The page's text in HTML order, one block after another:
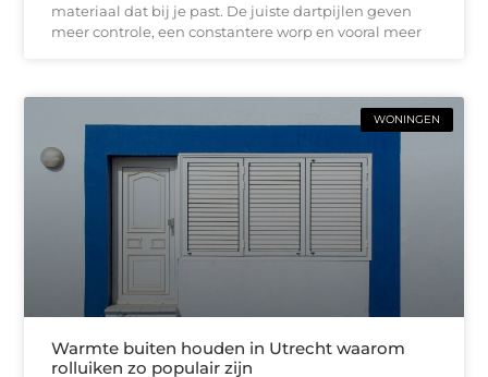
materiaal dat bij je past. De juiste dartpijlen geven
meer controle, een constantere worp en vooral meer
WONINGEN
Warmte buiten houden in Utrecht waarom
rolluiken zo populair zijn